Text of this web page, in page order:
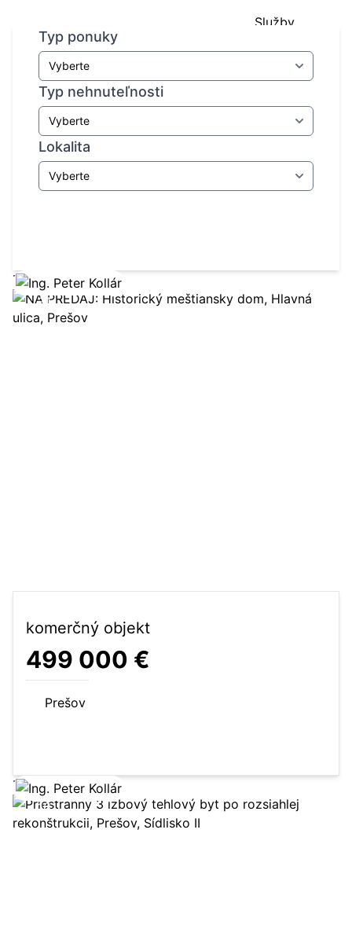
Služby
Nehnuteľnosti
Náš tím
Kontakt
Chcem predať
Ponuka nehnuteľností.
Typ ponuky
Typ nehnuteľnosti
Lokalita
Zobraziť ponuku
31
komerčný objekt
499 000 €
Prešov
Zobraziť ponuku
16